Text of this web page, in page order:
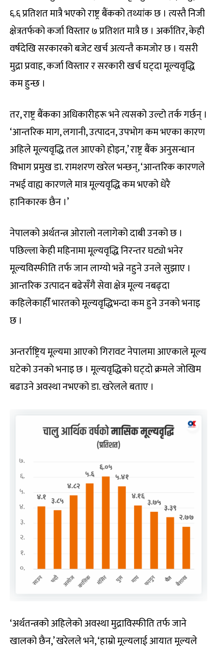
६.६ प्रतिशत मात्रै भएको राष्ट्र बैंकको तथ्यांक छ । त्यस्तै निजी
क्षेत्रतर्फको कर्जा विस्तार ७ प्रतिशत मात्रै छ । अर्कातिर, केही
वर्षदेखि सरकारको बजेट खर्च अत्यन्तै कमजोर छ । यसरी
मुद्रा प्रवाह, कर्जा विस्तार र सरकारी खर्च घट्दा मूल्यवृद्धि
कम हुन्छ ।
तर, राष्ट्र बैंकका अधिकारीहरू भने त्यसको उल्टो तर्क गर्छन् ।
‘आन्तरिक माग, लगानी, उत्पादन, उपभोग कम भएका कारण
अहिले मूल्यवृद्धि तल आएको होइन,’ राष्ट्र बैंक अनुसन्धान
विभाग प्रमुख डा. रामशरण खरेल भन्छन्, ‘आन्तरिक कारणले
नभई वाह्य कारणले मात्र मूल्यवृद्धि कम भएको धेरै
हानिकारक छैन ।’
नेपालको अर्थतन्त्र ओरालो नलागेको दाबी उनको छ ।
पछिल्ला केही महिनामा मूल्यवृद्धि निरन्तर घट्यो भनेर
मूल्यविस्फीति तर्फ जान लाग्यो भन्ने नहुने उनले सुझाए ।
आन्तरिक उत्पादन बढेसँगै सेवा क्षेत्र मूल्य नबढ्दा
कहिलेकाहीँ भारतको मूल्यवृद्धिभन्दा कम हुने उनको भनाइ
छ ।
अन्तर्राष्ट्रिय मूल्यमा आएको गिरावट नेपालमा आएकाले मूल्य
घटेको उनको भनाइ छ । मूल्यवृद्धिको घट्दो क्रमले जोखिम
बढाउने अवस्था नभएको डा. खरेलले बताए ।
‘अर्थतन्त्रको अहिलेको अवस्था मुद्राविस्फीति तर्फ जाने
खालको छैन,’ खरेलले भने, ‘हाम्रो मूल्यलाई आयात मूल्यले